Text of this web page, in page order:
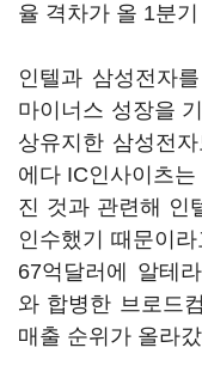
율 격차가 올 1분
인텔과 삼성전자
마이너스 성장을
상유지한 삼성전
에다 IC인사이츠
진 것과 관련해 인
인수했기 때문이
67억달러에 알테
와 합병한 브로드
매출 순위가 올라